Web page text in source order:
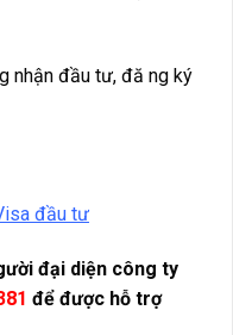
nhận đầu tư, đă ng ký
đầu tư
đại diện công ty
để được hỗ trợ